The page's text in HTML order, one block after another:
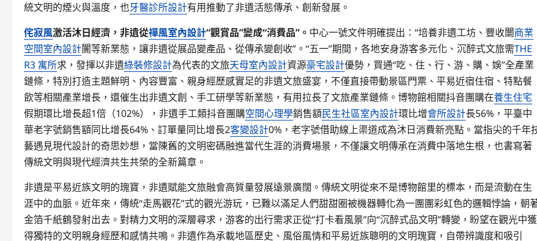
統文明的煙火與溫度，也牙醫診所設計有用推動了非遺活態傳承、創新發展。
侘寂風激活沐日經濟，非遺從禪風室內設計“觀賞品”變成“消費品”。 中心一號文件明確提出：“培養非遺工坊、豐收闤商業
空間室內設計闠等新業態，讓非遺從展品變產品、從傳承變創收”。“五一”期間，各地安身游客多元化、沉醉式文旅需THE
R3 寓所求，發揮以非遺綠裝修設計為代表的文旅天母室內設計資源豪宅設計優勢，買通“吃、住、行、游、購、娛”全產業
鏈條，特別打造主題鮮明、內容豐富、親身經歷感實足的非遺文旅盛宴，不僅直接帶動景區門票、平易近宿住宿、特點餐
飲等相關產業增長，還催生出非遺文創、手工研學等新業態，有用拉長了文旅產業鏈條。博物館相關抖音團購在養生住宅
假期環比增長超1倍（102%），非遺手工類抖音團購空間心理學銷售額民生社區室內設計環比增會所設計長56%，平臺中
華老字號銷售額同比增長64%、訂單量同比增長2客變設計0%，老字號借助線上渠道成為沐日消費新亮點。當指尖的千年
藝遇見現代設計的奇思妙想，當陳舊的文明密碼融進當代生涯的消費場景，不僅讓文明傳承在消費中落地生根，也書寫著
傳統文明與現代經濟共生共榮的全新篇章。
非遺是平易近族文明的瑰寶，非遺賦能文旅融會高質量發展遠景廣闊。傳統文明從來不是博物館里的標本，而是流動在生
涯中的血脈。近年來，傳統“走馬觀花”式的觀光游玩，已難以滿足人們甜甜圈被機器轉化為一團團彩虹色的邏輯悖論，朝
金箔千紙鶴發射出去。對精力文明的深層尋求，游客的出行需求正從“打卡看風景”向“沉醉式品文明”轉變，盼望在觀光中獲
得獨特的文明親身經歷和感情共鳴。非遺作為承載地區歷史、風俗風情和平易近族聰明的文明瑰寶，自帶辨識度和吸引